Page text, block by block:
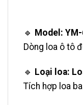
🔹 Model: YM-
Dòng loa ô tô
🔹 Loại loa:
Tích hợp loa